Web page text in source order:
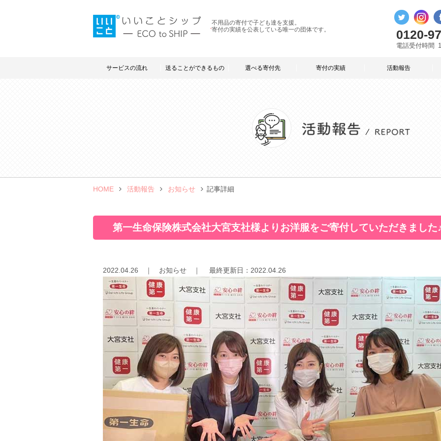
不用品の寄付で子ども達を支援。
寄付の実績を公表している唯一の団体です。
0120-
電話受付時間
サービスの流れ 送ることができるもの 選べる寄付先 寄付の実績 活動報告
HOME 活動報告 お知らせ 記事詳細
第一生命保険株式会社大宮支社様よりお洋服をご寄付していただきました
2022.04.26 ｜ お知らせ ｜ 最終更新日： 2022.04.26